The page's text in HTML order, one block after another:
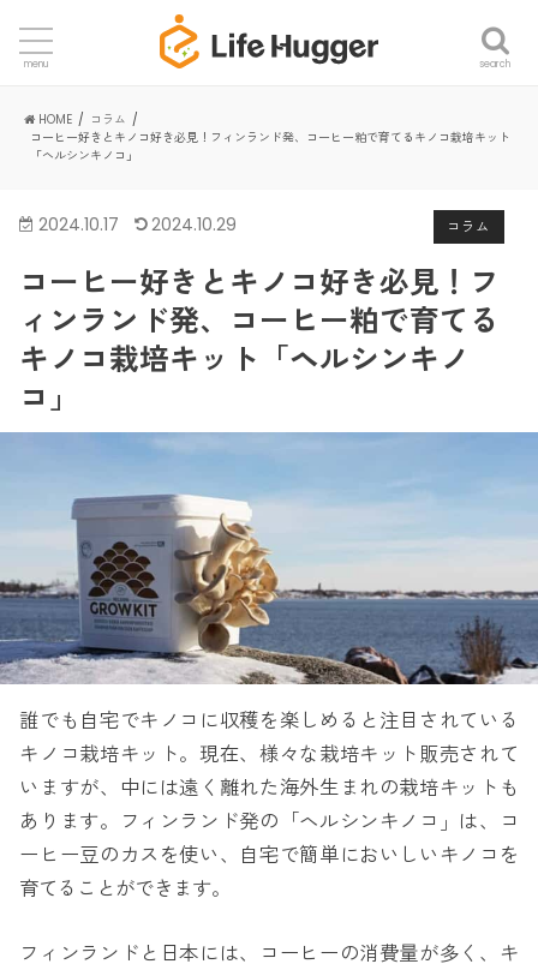
search
menu
HOME
コラム
コーヒー好きとキノコ好き必見！フィンランド発、コーヒー粕で育てるキノコ栽培キット
「ヘルシンキノコ」
コラム
2024.10.17 2024.10.29
コーヒー好きとキノコ好き必見！フ
ィンランド発、コーヒー粕で育てる
キノコ栽培キット「ヘルシンキノ
コ」
誰でも自宅でキノコに収穫を楽しめると注目されている
キノコ栽培キット。現在、様々な栽培キット販売されて
いますが、中には遠く離れた海外生まれの栽培キットも
あります。フィンランド発の「ヘルシンキノコ」は、コ
ーヒー豆のカスを使い、自宅で簡単においしいキノコを
育てることができます。
フィンランドと日本には、コーヒーの消費量が多く、キ